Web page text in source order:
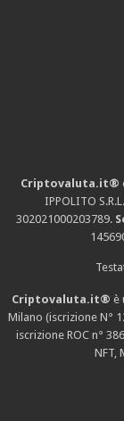
Criptovaluta.it®
IPPOLITO
302021000203789.
Criptovaluta.it® è
Milano (iscrizione N°
iscrizione ROC n°
NFT,